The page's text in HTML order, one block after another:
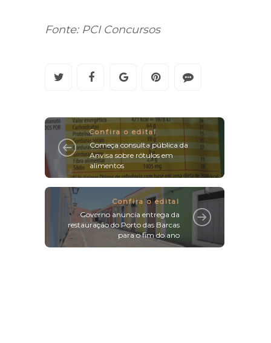
Fonte: PCI Concursos
Confira o edital
Começa consulta pública da
Anvisa sobre rótulos em
alimentos
Confira o edital
Governo anuncia entrega da
restauração do Porto das Barcas
para o fim do ano